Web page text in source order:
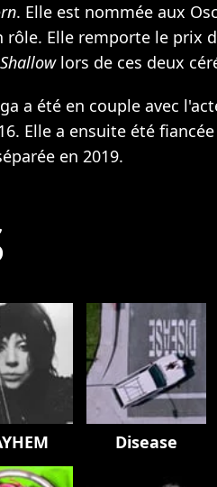
. Elle est nommée aux
rôle. Elle remporte le prix
Shallowlors de ces deux
a été en couple avec
Elle a ensuite été
en 2019.
Disease